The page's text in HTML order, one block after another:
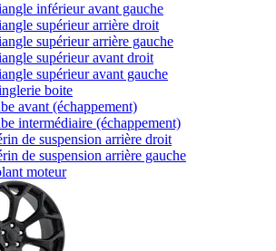
inférieur avant gauche
supérieur arrière droit
supérieur arrière gauche
supérieur avant droit
supérieur avant gauche
boite
avant (échappement)
intermédiaire (échappement)
de suspension arrière droit
de suspension arrière gauche
moteur